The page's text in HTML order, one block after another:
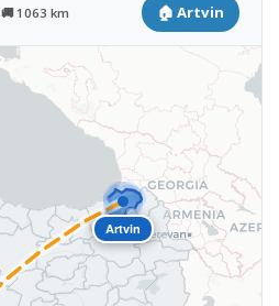
🚚 1063 km 🏠 Artvin
Artvin